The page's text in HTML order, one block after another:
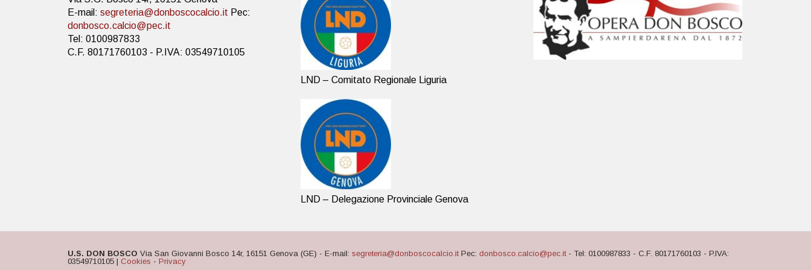
E-mail: segreteria@donboscocalcio.it Pec:
donbosco.calcio@pec.it
Tel: 0100987833
C.F. 80171760103 - P.IVA: 03549710105
LND – Comitato Regionale Liguria
LND – Delegazione Provinciale Genova
U.S. DON BOSCO Via San Giovanni Bosco 14r, 16151 Genova (GE) - E-mail: segreteria@donboscocalcio.itPec: donbosco.calcio@pec.it- Tel: 0100987833 - C.F. 80171760103 - P.IVA:
03549710105 | Cookies - Privacy